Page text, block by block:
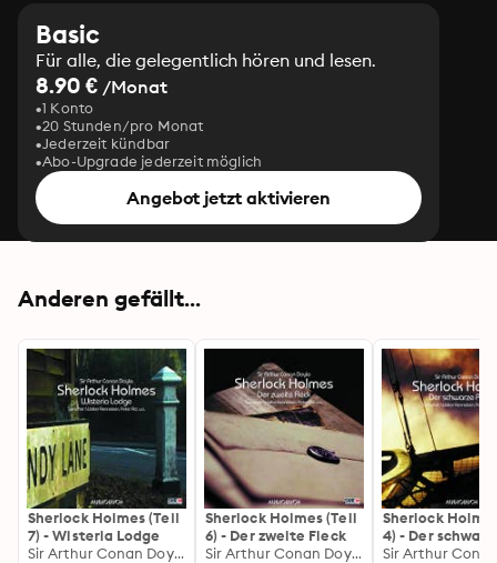
Basic
Für alle, die gelegentlich hören und lesen.
8.90 € /Monat
1 Konto
20 Stunden/pro Monat
Jederzeit kündbar
Abo-Upgrade jederzeit möglich
Angebot jetzt aktivieren
Anderen gefällt...
Sherlock Holmes (Teil
7) - Wisteria Lodge
Sir Arthur Conan Doyle
Sherlock Holmes (Teil
6) - Der zweite Fleck
Sir Arthur Conan Doyle
Sherlock
4) - Der
Peter